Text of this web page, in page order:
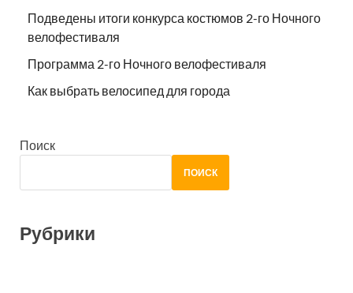
Подведены итоги конкурса костюмов 2-го Ночного
велофестиваля
Программа 2-го Ночного велофестиваля
Как выбрать велосипед для города
Поиск
ПОИСК
Рубрики